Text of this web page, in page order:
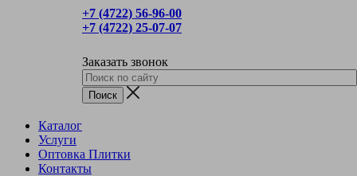
+7 (4722) 56‑96-00
+7 (4722) 25‑07-07
Заказать звонок
Каталог
Услуги
Оптовка Плитки
Контакты